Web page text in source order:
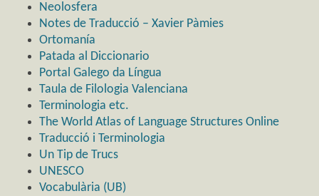
Neolosfera
Notes de Traducció – Xavier Pàmies
Ortomanía
Patada al Diccionario
Portal Galego da Língua
Taula de Filologia Valenciana
Terminologia etc.
The World Atlas of Language Structures Online
Traducció i Terminologia
Un Tip de Trucs
UNESCO
Vocabulària (UB)